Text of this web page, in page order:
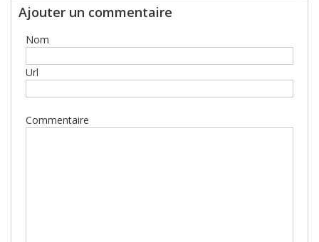
Ajouter un commentaire
Nom
Url
Commentaire